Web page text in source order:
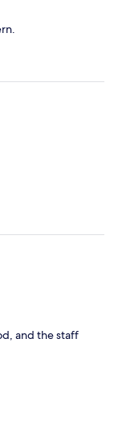
and the staff